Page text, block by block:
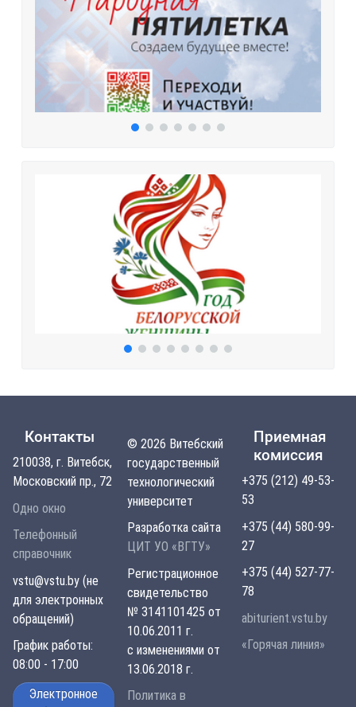
Контакты
210038, г. Витебск,
Московский пр., 72
Одно окно
Телефонный
справочник
vstu@vstu.by (не
для электронных
обращений)
График работы:
08:00 - 17:00
Электронное
© 2026 Витебский
государственный
технологический
университет
Разработка сайта
ЦИТ УО «ВГТУ»
Регистрационное
свидетельство
№ 3141101425 от
10.06.2011 г.
с изменениями от
13.06.2018 г.
Политика в
Приемная
комиссия
+375 (212) 49-53-
53
+375 (44) 580-99-
27
+375 (44) 527-77-
78
abiturient.vstu.by
«Горячая линия»